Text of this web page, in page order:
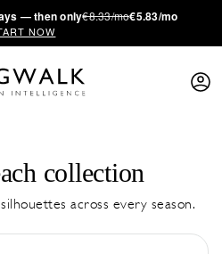
— then only€8.33/mo€5.83/mo
NOW
collection
across every season.